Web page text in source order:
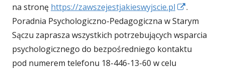
na stronę https://zawszejestjakieswyjscie.pl
Strona
otwiera
się
w
.
Poradnia Psychologiczno-Pedagogiczna w Starym
Sączu zaprasza wszystkich potrzebujących wsparcia
psychologicznego do bezpośredniego kontaktu
pod numerem telefonu 18-446-13-60 w celu